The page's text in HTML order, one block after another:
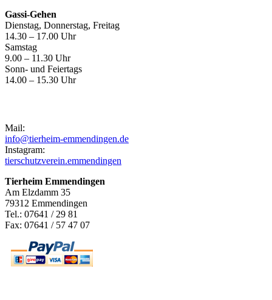
Gassi-Gehen
Dienstag, Donnerstag, Freitag
14.30 – 17.00 Uhr
Samstag
9.00 – 11.30 Uhr
Sonn- und Feiertags
14.00 – 15.30 Uhr
Mail:
info@tierheim-emmendingen.de
Instagram:
tierschutzverein.emmendingen
Tierheim Emmendingen
Am Elzdamm 35
79312 Emmendingen
Tel.: 07641 / 29 81
Fax: 07641 / 57 47 07